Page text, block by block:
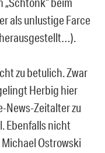
als unlustige Farce
zu betulich. Zwar
Herbig hier
News-Zeitalter zu
Ebenfalls nicht
Ostrowski